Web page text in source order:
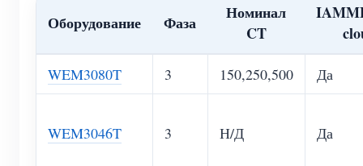
Оборудование Фаза
Номинал
CT
WEM3080T 3 150,250,500 Да
WEM3046T 3 Н/Д Да